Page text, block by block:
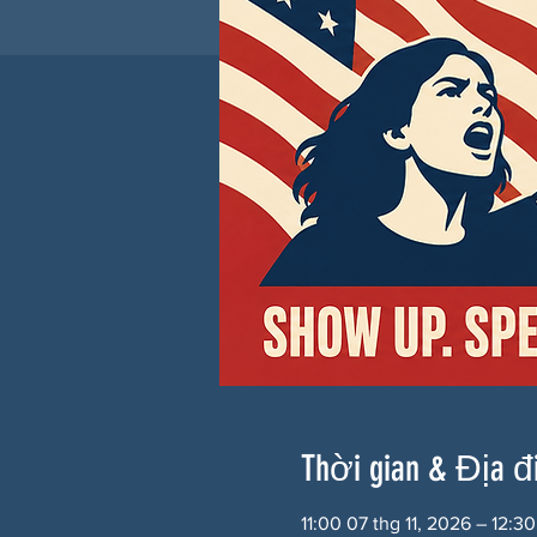
Thời gian & Địa
11:00 07 thg 11, 2026 – 12:30